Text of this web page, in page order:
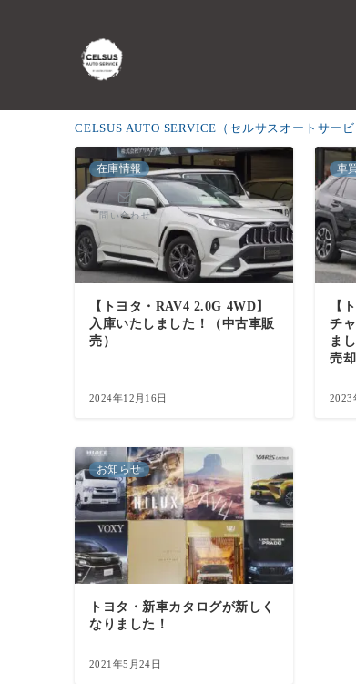
問い合わせ
CELSUS AUTO SERVICE（セルサスオートサービ
在庫情報
【トヨタ・RAV4 2.0G 4WD】
入庫いたしました！（中古車販
売）
2024年12月16日
車
【
チ
ま
売却
2023
お知らせ
トヨタ・新車カタログが新しく
なりました！
2021年5月24日